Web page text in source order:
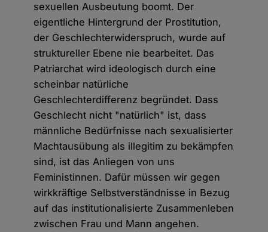
sexuellen Ausbeutung boomt. Der
eigentliche Hintergrund der Prostitution,
der Geschlechterwiderspruch, wurde auf
struktureller Ebene nie bearbeitet. Das
Patriarchat wird ideologisch durch eine
scheinbar natürliche
Geschlechterdifferenz begründet. Dass
Geschlecht nicht "natürlich" ist, dass
männliche Bedürfnisse nach sexualisierter
Machtausübung als illegitim zu bekämpfen
sind, ist das Anliegen von uns
Feministinnen. Dafür müssen wir gegen
wirkkräftige Selbstverständnisse in Bezug
auf das institutionalisierte Zusammenleben
zwischen Frau und Mann angehen.